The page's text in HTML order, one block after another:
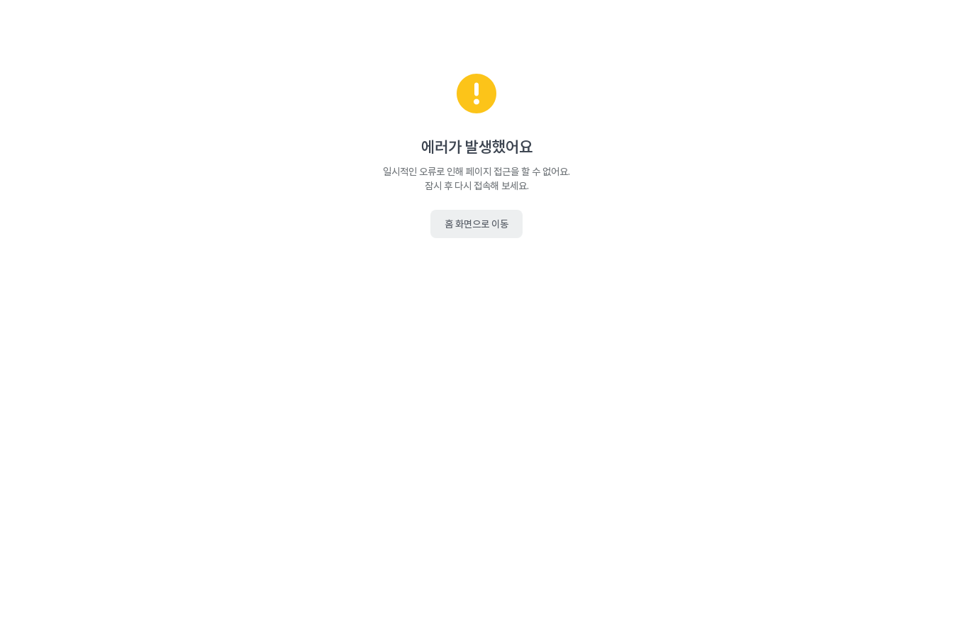
에러가 발생했어요
일시적인 오류로 인해 페이지 접근을 할 수 없어요.
잠시 후 다시 접속해 보세요.
홈 화면으로 이동